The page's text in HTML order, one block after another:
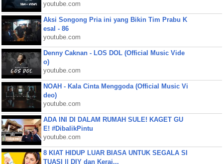
youtube.com
Aksi Songong Pria ini yang Bikin Tim Prabu K
esal - 86
youtube.com
Denny Caknan - LOS DOL (Official Music Vide
o)
youtube.com
NOAH - Kala Cinta Menggoda (Official Music Vi
deo)
youtube.com
ADA INI DI DALAM RUMAH SULE! KAGET GU
E! #DibalikPintu
youtube.com
8 KIAT HIDUP LUAR BIASA UNTUK SEGALA SI
TUASI || DIY dan Keraj...